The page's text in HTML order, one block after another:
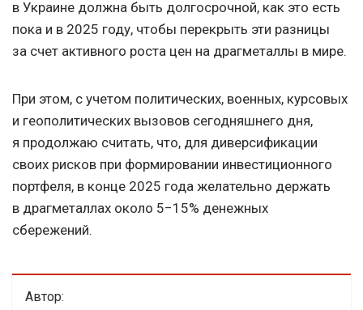
в Украине должна быть долгосрочной, как это есть
пока и в 2025 году, чтобы перекрыть эти разницы
за счет активного роста цен на драгметаллы в мире.
При этом, с учетом политических, военных, курсовых
и геополитических вызовов сегодняшнего дня,
я продолжаю считать, что, для диверсификации
своих рисков при формировании инвестиционного
портфеля, в конце 2025 года желательно держать
в драгметаллах около 5−15% денежных
сбережений.
Автор: